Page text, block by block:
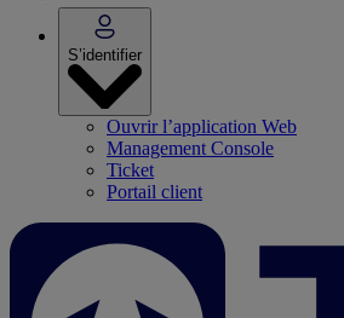
S’identifier
Ouvrir l’application Web
Management Console
Ticket
Portail client